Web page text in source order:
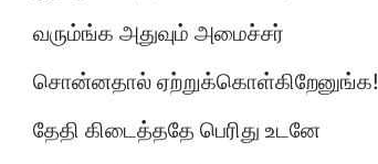
வரும்ங்க அதுவும் அமைச்சர்
சொன்னதால் ஏற்றுக்கொள்கிறேனுங்க!
தேதி கிடைத்ததே பெரிது உடனே